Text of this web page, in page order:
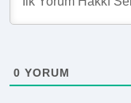
0 YORUM